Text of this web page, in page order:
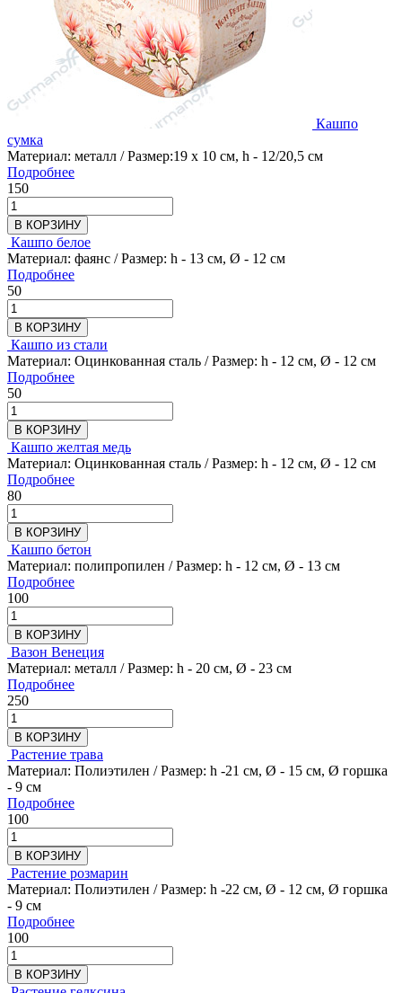
Кашпо
сумка
Материал: металл / Размер:19 х 10 см, h - 12/20,5 см
Подробнее
150
В КОРЗИНУ
Кашпо белое
Материал: фаянс / Размер: h - 13 см, Ø - 12 см
Подробнее
50
В КОРЗИНУ
Кашпо из стали
Материал: Оцинкованная сталь / Размер: h - 12 см, Ø - 12 см
Подробнее
50
В КОРЗИНУ
Кашпо желтая медь
Материал: Оцинкованная сталь / Размер: h - 12 см, Ø - 12 см
Подробнее
80
В КОРЗИНУ
Кашпо бетон
Материал: полипропилен / Размер: h - 12 см, Ø - 13 см
Подробнее
100
В КОРЗИНУ
Вазон Венеция
Материал: металл / Размер: h - 20 см, Ø - 23 см
Подробнее
250
В КОРЗИНУ
Растение трава
Материал: Полиэтилен / Размер: h -21 см, Ø - 15 см, Ø горшка
- 9 см
Подробнее
100
В КОРЗИНУ
Растение розмарин
Материал: Полиэтилен / Размер: h -22 см, Ø - 12 см, Ø горшка
- 9 см
Подробнее
100
В КОРЗИНУ